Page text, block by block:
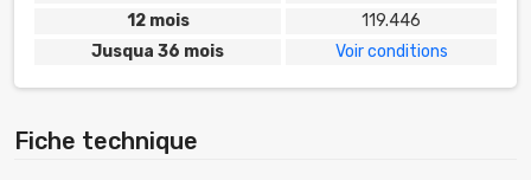
12 mois
119.446
Jusqua 36 mois
Voir conditions
Fiche technique